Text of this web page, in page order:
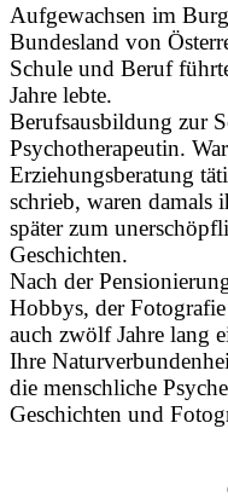
Aufgewachsen im
Bundesland von
Schule und Beruf
Jahre lebte.
Berufsausbildung zur
Psychotherapeutin.
Erziehungsberatung
schrieb, waren damals
später zum
Geschichten.
Nach der
Hobbys, der
auch zwölf Jahre lang
Ihre
die menschliche
Geschichten und